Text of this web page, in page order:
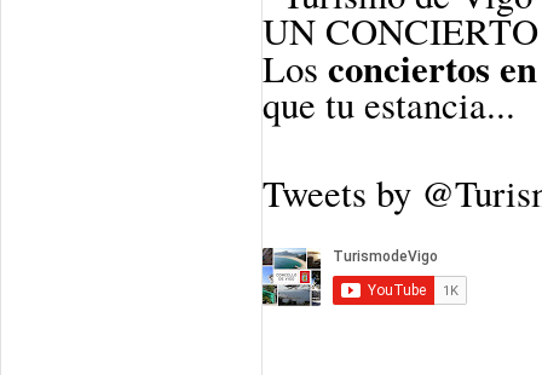
UN
Los conciertos
que tu estancia...
Tweets by